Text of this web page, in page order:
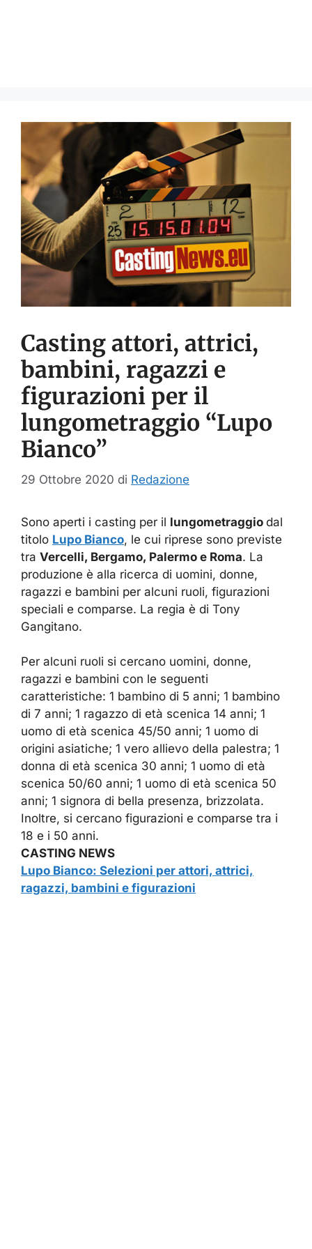
Casting attori, attrici,
bambini, ragazzi e
figurazioni per il
lungometraggio “Lupo
Bianco”
29 Ottobre 2020 di Redazione
Sono aperti i casting per il lungometraggio dal
titolo Lupo Bianco, le cui riprese sono previste
tra Vercelli, Bergamo, Palermo e Roma. La
produzione è alla ricerca di uomini, donne,
ragazzi e bambini per alcuni ruoli, figurazioni
speciali e comparse. La regia è di Tony
Gangitano.
Per alcuni ruoli si cercano uomini, donne,
ragazzi e bambini con le seguenti
caratteristiche: 1 bambino di 5 anni; 1 bambino
di 7 anni; 1 ragazzo di età scenica 14 anni; 1
uomo di età scenica 45/50 anni; 1 uomo di
origini asiatiche; 1 vero allievo della palestra; 1
donna di età scenica 30 anni; 1 uomo di età
scenica 50/60 anni; 1 uomo di età scenica 50
anni; 1 signora di bella presenza, brizzolata.
Inoltre, si cercano figurazioni e comparse tra i
18 e i 50 anni.
CASTING NEWS
Lupo Bianco: Selezioni per attori, attrici,
ragazzi, bambini e figurazioni